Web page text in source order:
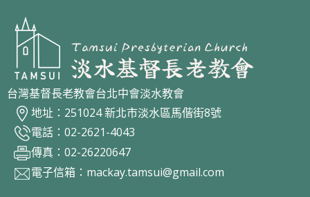
台灣基督長老教會台北中會淡水教會
地址：251024 新北市淡水區馬偕街8號
電話：02-2621-4043
傳真：02-26220647
電子信箱： mackay.tamsui@gmail.com